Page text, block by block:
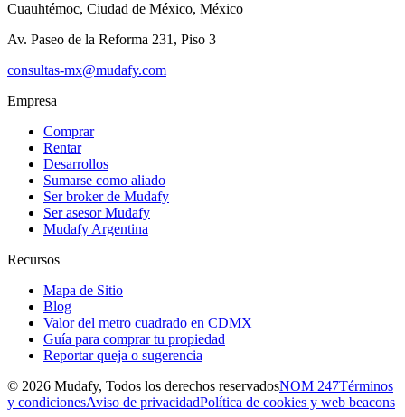
Cuauhtémoc, Ciudad de México, México
Av. Paseo de la Reforma 231, Piso 3
consultas-mx@mudafy.com
Empresa
Comprar
Rentar
Desarrollos
Sumarse como aliado
Ser broker de Mudafy
Ser asesor Mudafy
Mudafy Argentina
Recursos
Mapa de Sitio
Blog
Valor del metro cuadrado en CDMX
Guía para comprar tu propiedad
Reportar queja o sugerencia
© 2026 Mudafy, Todos los derechos reservadosNOM 247Términos
y condicionesAviso de privacidadPolítica de cookies y web beacons